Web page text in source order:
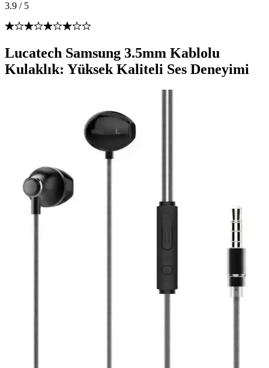
3.9 / 5
Lucatech Samsung 3.5mm Kablolu
Kulaklık: Yüksek Kaliteli Ses Deneyimi